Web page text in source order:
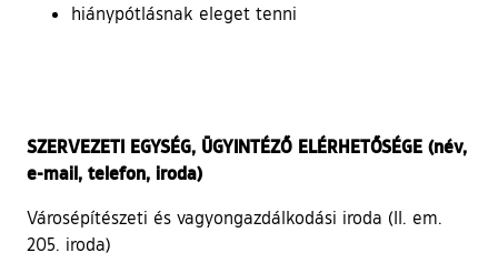
hiánypótlásnak eleget tenni
SZERVEZETI EGYSÉG, ÜGYINTÉZŐ ELÉRHETŐSÉGE (név,
e-mail, telefon, iroda)
Városépítészeti és vagyongazdálkodási iroda (II. em.
205. iroda)